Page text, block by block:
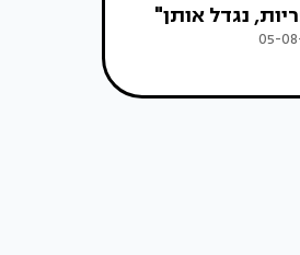
נגדל אותן"
05-